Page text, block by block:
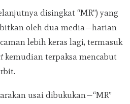
disingkat “MR”) yang
oleh dua media—harian
lebih keras lagi, termasuk
kemudian terpaksa mencabut
usai dibukukan—“MR”